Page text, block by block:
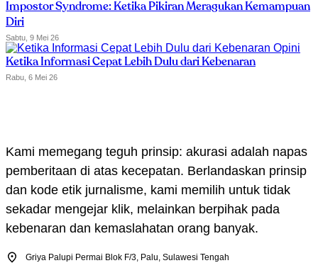
Impostor Syndrome: Ketika Pikiran Meragukan Kemampuan
Diri
Sabtu, 9 Mei 26
Opini
Ketika Informasi Cepat Lebih Dulu dari Kebenaran
Rabu, 6 Mei 26
Kami memegang teguh prinsip: akurasi adalah napas
pemberitaan di atas kecepatan. Berlandaskan prinsip
dan kode etik jurnalisme, kami memilih untuk tidak
sekadar mengejar klik, melainkan berpihak pada
kebenaran dan kemaslahatan orang banyak.
Griya Palupi Permai Blok F/3, Palu, Sulawesi Tengah